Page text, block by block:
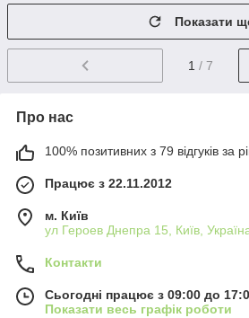
Показати
1 / 7
Про нас
100% позитивних з 79 відгуків за
Працює з 22.11.2012
м. Київ
ул Героев Днепра 15, Київ,
Контакти
Сьогодні працює з 09:00 до
Показати весь графік роботи